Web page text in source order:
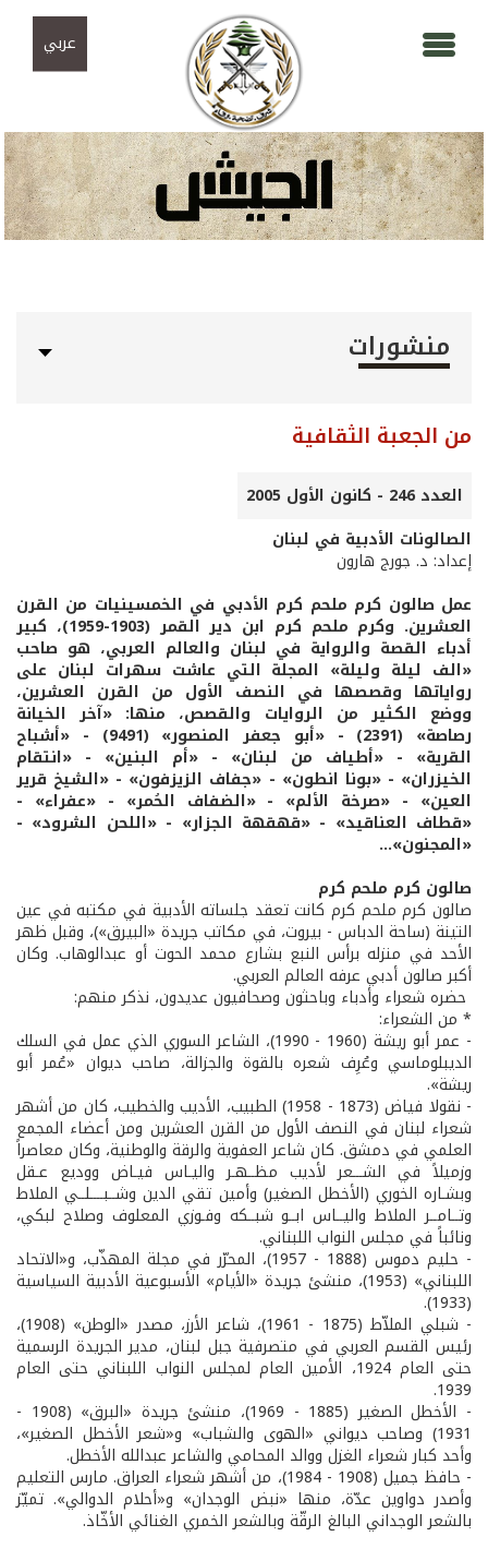
عربي
منشورات
من الجعبة الثقافية
العدد 246 - كانون الأول 2005
الصالونات الأدبية في لبنان
إعداد: د. جورج هارون
عمل صالون كرم ملحم كرم الأدبي في الخمسينيات من القرن
العشرين. وكرم ملحم كرم ابن دير القمر (1903-1959)، كبير
أدباء القصة والرواية في لبنان والعالم العربي، هو صاحب
«الف ليلة وليلة» المجلة التي عاشت سهرات لبنان على
رواياتها وقصصها في النصف الأول من القرن العشرين،
ووضع الكثير من الروايات والقصص، منها: «آخر الخيانة
رصاصة» (2391) - «أبو جعفر المنصور» (9491) - «أشباح
القرية» - «أطياف من لبنان» - «أم البنين» - «انتقام
الخيزران» - «بونا انطون» - «جفاف الزيزفون» - «الشيخ قرير
العين» - «صرخة الألم» - «الضفاف الحُمر» - «عفراء» -
«قطاف العناقيد» - «قهقهة الجزار» - «اللحن الشرود» -
«المجنون»...
صالون كرم ملحم كرم
صالون كرم ملحم كرم كانت تعقد جلساته الأدبية في مكتبه في عين
التينة (ساحة الدباس - بيروت، في مكاتب جريدة «البيرق»)، وقبل ظهر
الأحد في منزله برأس النبع بشارع محمد الحوت أو عبدالوهاب. وكان
أكبر صالون أدبي عرفه العالم العربي.
حضره شعراء وأدباء وباحثون وصحافيون عديدون، نذكر منهم:
* من الشعراء:
- عمر أبو ريشة (1960 - 1990)، الشاعر السوري الذي عمل في السلك
الديبلوماسي وعُرِف شعره بالقوة والجزالة، صاحب ديوان «عُمر أبو
ريشة».
- نقولا فياض (1873 - 1958) الطبيب، الأديب والخطيب، كان من أشهر
شعراء لبنان في النصف الأول من القرن العشرين ومن أعضاء المجمع
العلمي في دمشق. كان شاعر العفوية والرقة والوطنية، وكان معاصراً
وزميلاً في الشـــعر لأديب مظــهـر واليـاس فيـاض ووديع عـقل
وبشـاره الخوري (الأخطل الصغير) وأمين تقي الدين وشــبــــلــي الملاط
وتــامــر الملاط واليــاس ابــو شبــكه وفـوزي المعلوف وصلاح لبكي،
ونائباً في مجلس النواب اللبناني.
- حليم دموس (1888 - 1957)، المحرّر في مجلة المهذّب، و«الاتحاد
اللبناني» (1953)، منشئ جريدة «الأيام» الأسبوعية الأدبية السياسية
(1933).
- شبلي الملاّط (1875 - 1961)، شاعر الأرز، مصدر «الوطن» (1908)،
رئيس القسم العربي في متصرفية جبل لبنان، مدير الجريدة الرسمية
حتى العام 1924، الأمين العام لمجلس النواب اللبناني حتى العام
1939.
- الأخطل الصغير (1885 - 1969)، منشئ جريدة «البرق» (1908 -
1931) وصاحب ديواني «الهوى والشباب» و«شعر الأخطل الصغير»،
وأحد كبار شعراء الغزل ووالد المحامي والشاعر عبدالله الأخطل.
- حافظ جميل (1908 - 1984)، من أشهر شعراء العراق. مارس التعليم
وأصدر دواوين عدّة، منها «نبض الوجدان» و«أحلام الدوالي». تميّز
بالشعر الوجداني البالغ الرقّة وبالشعر الخمري الغنائي الأخّاذ.